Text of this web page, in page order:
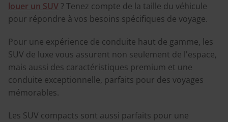
louer un SUV ? Tenez compte de la taille du véhicule
pour répondre à vos besoins spécifiques de voyage.
Pour une expérience de conduite haut de gamme, les
SUV de luxe vous assurent non seulement de l'espace,
mais aussi des caractéristiques premium et une
conduite exceptionnelle, parfaits pour des voyages
mémorables.
Les SUV compacts sont aussi parfaits pour une